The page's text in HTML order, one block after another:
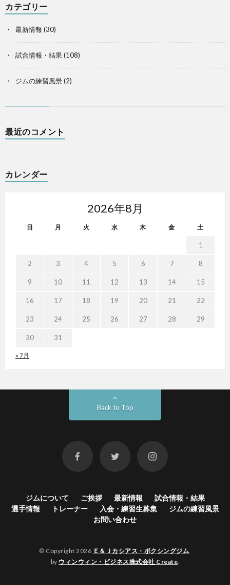
カテゴリー
最新情報 (30)
試合情報・結果(108)
ジムの練習風景(2)
最近のコメント
カレンダー
2026年8月
日 月 火 水 木 金 土
« 7月
1
2 3 4 5 6 7 8
9 10 11 12 13 14 15
16 17 18 19 20 21 22
23 24 25 26 27 28 29
30 31
Back to Top
ジムについて ご挨拶 最新情報
試合情報・結果
選手情報
トレーナー 入会・練習生募集
ジムの練習風景
お問い合わせ
© Copyright 2026 Ｅ＆Ｊカシアス・ボクシングジム
by ウィンウィン・ビジネス株式会社 Create